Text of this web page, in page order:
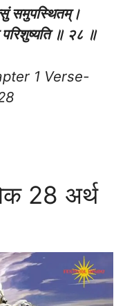
समुपस्थितम्।
परिशुष्यति ॥ २८ ॥
1 Verse-
28 अर्थ